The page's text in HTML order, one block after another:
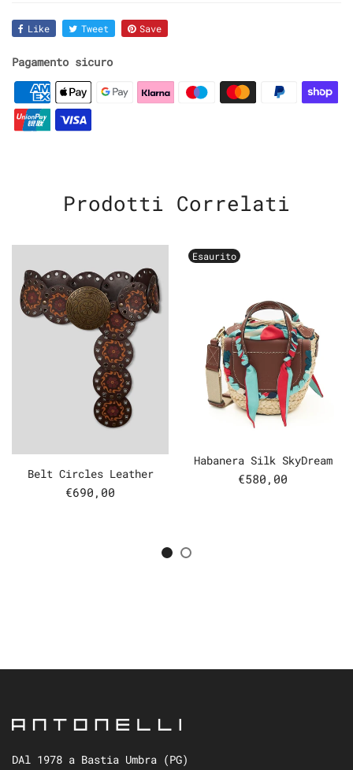
Like Tweet Save
Pagamento sicuro
Prodotti Correlati
Belt Circles Leather
€690,00
Esaurito
Habanera Silk SkyDream
€580,00
DAl 1978 a Bastia Umbra (PG)